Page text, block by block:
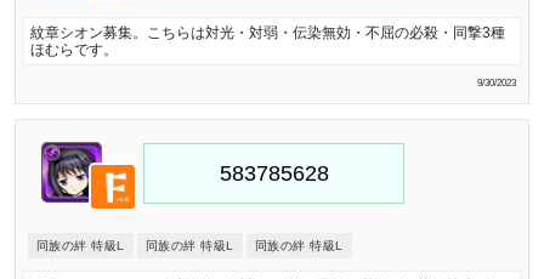
紋章シオン募集。こちらは対光・対弱・伝染無効・不屈の必殺・同撃3種
ほむらです。
9/30/2023
同族の絆 特級L 同族の絆 特級L 同族の絆 特級L